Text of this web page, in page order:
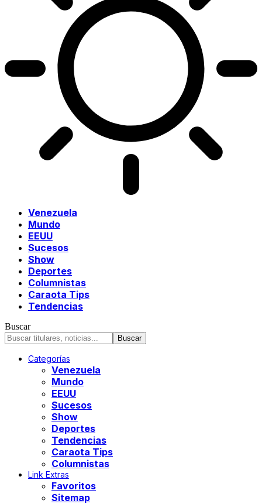
Venezuela
Mundo
EEUU
Sucesos
Show
Deportes
Columnistas
Caraota Tips
Tendencias
Buscar
Categorías
Venezuela
Mundo
EEUU
Sucesos
Show
Deportes
Tendencias
Caraota Tips
Columnistas
Link Extras
Favoritos
Sitemap